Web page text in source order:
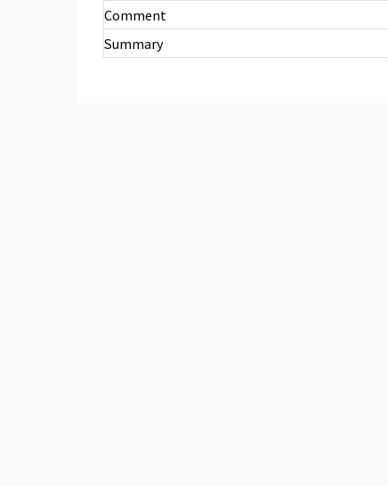
Comment
Summary